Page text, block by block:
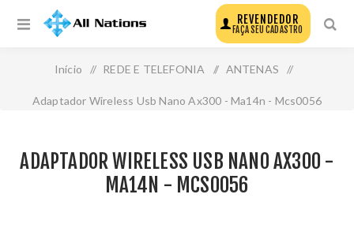
REVENDEDOR
FAÇA SEU CADASTRO
Início / REDE E TELEFONIA / ANTENAS /
Adaptador Wireless Usb Nano Ax300 - Ma14n - Mcs0056
ADAPTADOR WIRELESS USB NANO AX300 -
MA14N - MCS0056